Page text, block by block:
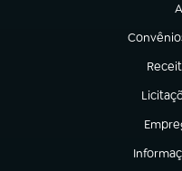
(abre em
(abre
(abre
(abre
(abre